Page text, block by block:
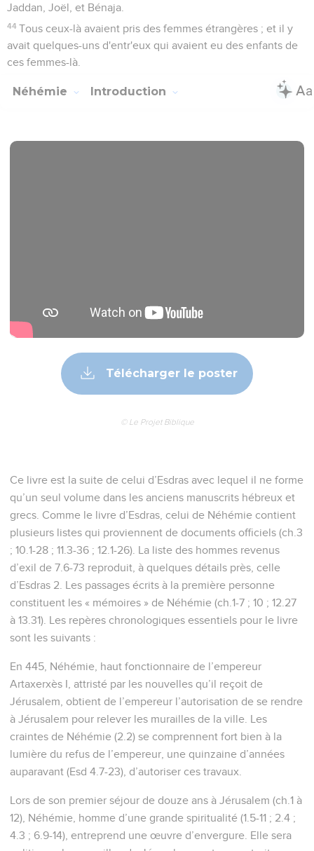
Jaddan, Joël, et Bénaja.
44 Tous ceux-là avaient pris des femmes étrangères ; et il y
avait quelques-uns d'entr'eux qui avaient eu des enfants de
ces femmes-là.
Néhémie Introduction
Télécharger le poster
© Le Projet Biblique
Ce livre est la suite de celui d’Esdras avec lequel il ne forme
qu’un seul volume dans les anciens manuscrits hébreux et
grecs. Comme le livre d’Esdras, celui de Néhémie contient
plusieurs listes qui proviennent de documents officiels (ch.3
; 10.1-28 ; 11.3-36 ; 12.1-26). La liste des hommes revenus
d’exil de 7.6-73 reproduit, à quelques détails près, celle
d’Esdras 2. Les passages écrits à la première personne
constituent les « mémoires » de Néhémie (ch.1-7 ; 10 ; 12.27
à 13.31). Les repères chronologiques essentiels pour le livre
sont les suivants :
En 445, Néhémie, haut fonctionnaire de l’empereur
Artaxerxès I, attristé par les nouvelles qu’il reçoit de
Jérusalem, obtient de l’empereur l’autorisation de se rendre
à Jérusalem pour relever les murailles de la ville. Les
craintes de Néhémie (2.2) se comprennent fort bien à la
lumière du refus de l’empereur, une quinzaine d’années
auparavant (Esd 4.7-23), d’autoriser ces travaux.
Lors de son premier séjour de douze ans à Jérusalem (ch.1 à
12), Néhémie, homme d’une grande spiritualité (1.5-11 ; 2.4 ;
4.3 ; 6.9-14), entreprend une œuvre d’envergure. Elle sera